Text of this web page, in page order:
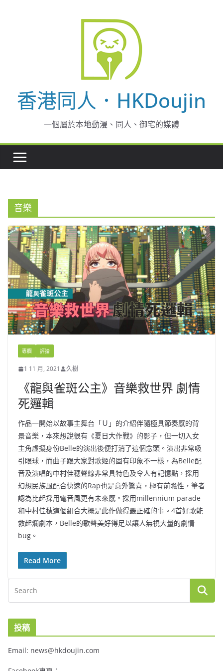
香港同人．HKDoujin
一個屬於本地動漫、同人、御宅的媒體
音樂
專欄 評論
1 11 月, 2021 久樹
《龍與雀斑公主》音樂救世界 劇情
死邏輯
作品一開始以故事主舞台「Ｕ」的介紹伴隨極具節奏感的背
景音樂，本來想說很有《夏日大作戰》的影子，但一切入女
主角虛擬身份Belle的演出後便打消了這個念頭。演出非常吸
引眼球，而曲子跟大家對歌姬的固有印象不一樣，為Belle配
音及演唱的中村佳穂聲線非常具特色及令人有記憶點，採用
幻想民族風配合快速的Rap也是意外驚喜，極有前瞻性，筆者
認為比起採用電音風更有未來感。採用millennium parade
和中村佳穂這個組合大概是此作做得最正確的事。4首好歌能
救起爛劇本，Belle的歌聲美好得足以讓人無視大量的劇情
bug。
Read More
投稿
Email: news@hkdoujin.com